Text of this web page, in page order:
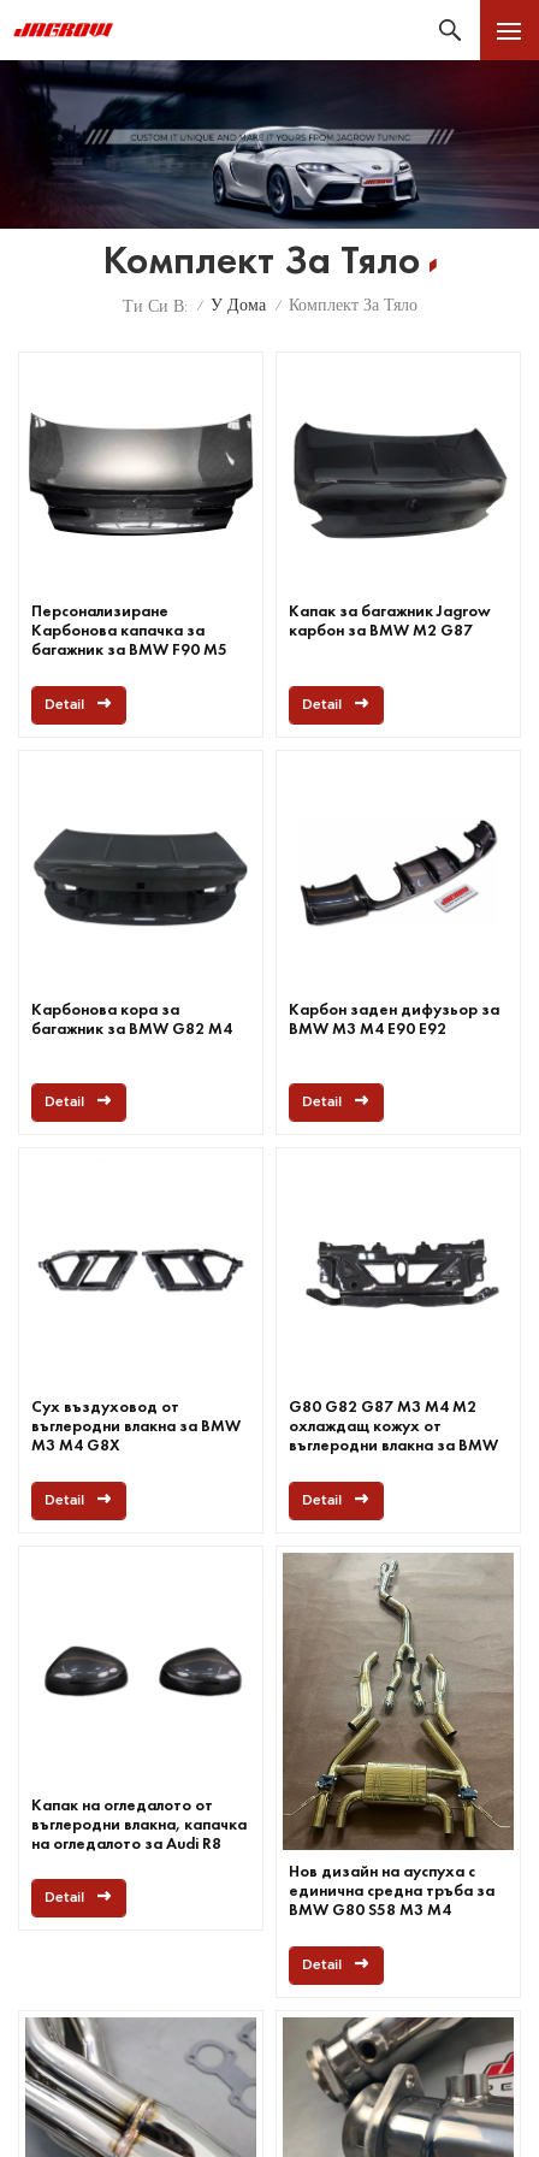
Комплект За Тяло
Ти Си В: / У Дома / Комплект За Тяло
Персонализиране
Карбонова капачка за
багажник за BMW F90 M5
Detail
Капак за багажник Jagrow
карбон за BMW M2 G87
Detail
Карбонова кора за
багажник за BMW G82 M4
Detail
Карбон заден дифузьор за
BMW M3 M4 E90 E92
Detail
Сух въздуховод от
въглеродни влакна за BMW
M3 M4 G8X
Detail
G80 G82 G87 M3 M4 M2
охлаждащ кожух от
въглеродни влакна за BMW
Detail
Капак на огледалото от
въглеродни влакна, капачка
на огледалото за Audi R8
Detail
Нов дизайн на ауспуха с
единична средна тръба за
BMW G80 S58 M3 M4
Detail